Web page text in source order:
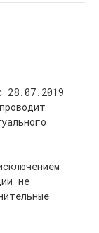
28.07.2019
не